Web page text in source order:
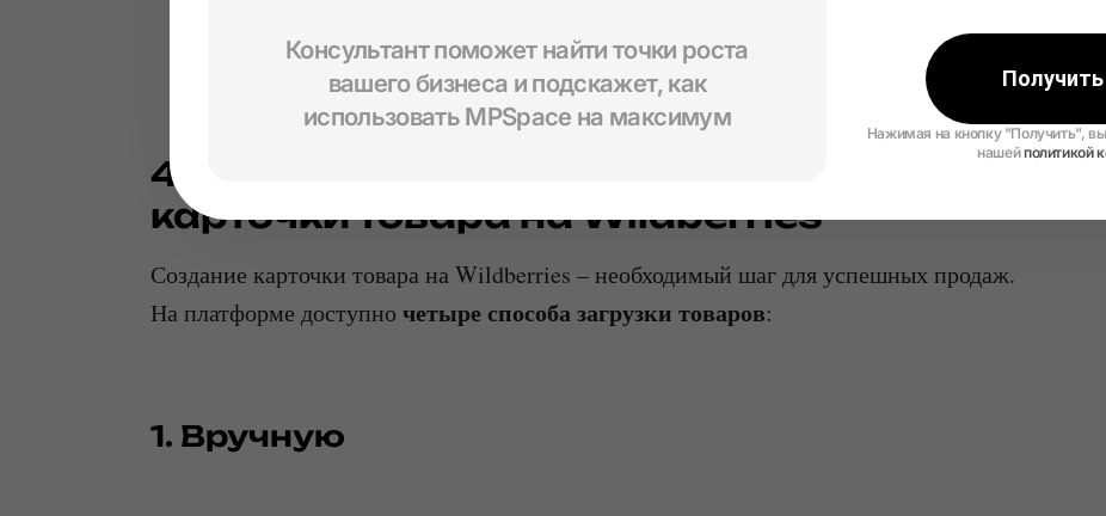
4 способа загрузки и создания
карточки товара на Wildberries
Создание карточки товара на Wildberries – необходимый шаг для успешных продаж.
На платформе доступно четыре способа загрузки товаров:
1. Вручную
Консультант поможет найти точки роста
вашего бизнеса и подскажет, как
использовать MPSpace на максимум
Нажимая на кнопку "Получить",
нашейполитикой